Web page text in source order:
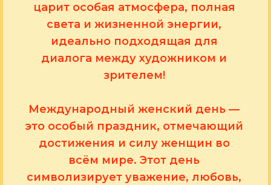
царит особая атмосфера, полная
света и жизненной энергии,
идеально подходящая для
диалога между художником и
зрителем!
Международный женский день —
это особый праздник, отмечающий
достижения и силу женщин во
всём мире. Этот день
символизирует уважение, любовь,